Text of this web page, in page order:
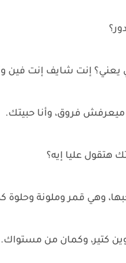
يعني؟ إنت شايف إنت فين
فروق، وأنا حبيتك.
هتقول عليا إيه؟
وهي قمر وملونة وحلوة
كتير، وكمان من مستواك.